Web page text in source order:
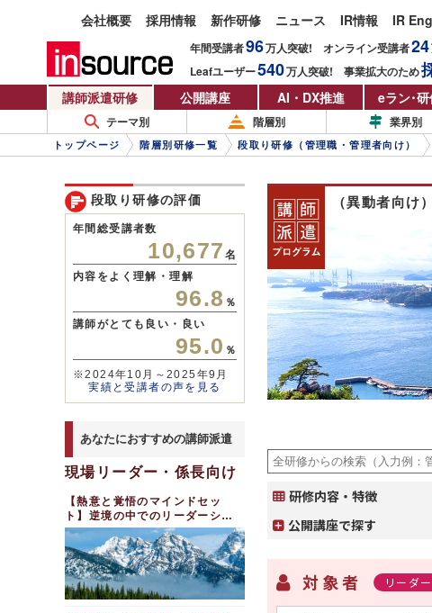
会社概要 採用情報 新作研修 ニュース IR情報 IR Eng
年間受講者96万人突破! オンライン受講者24
Leafユーザー540万人突破! 事業拡大のため
講師派遣研修
公開講座 AI・DX推進 eラン・
テーマ別 階層別 業界別
トップページ 階層別研修一覧 段取り研修（管理職・管理者向け）
（異動者向け
研修内容・特徴
公開講座で探す
対象者 リーダ
段取り研修の評価
年間総受講者数
10,677 名
内容をよく理解・理解
96.8 ％
講師がとても良い・良い
95.0 ％
※2024年10月～2025年9月
実績と受講者の声を見る
あなたにおすすめの講師派遣
現場リーダー・係長向け
【熱意と覚悟のマインドセッ
ト】逆境の中でのリーダーシッ
プ研修